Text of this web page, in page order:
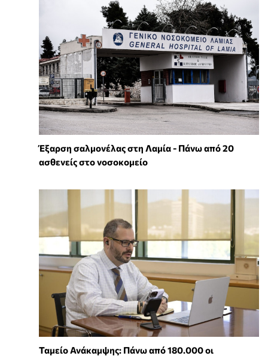
Έξαρση σαλμονέλας στη Λαμία - Πάνω από 20
ασθενείς στο νοσοκομείο
Ταμείο Ανάκαμψης: Πάνω από 180.000 οι